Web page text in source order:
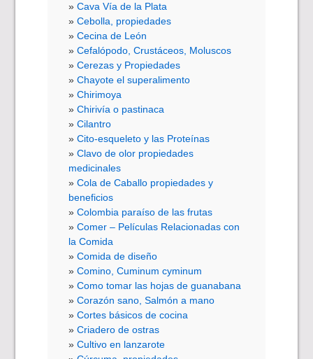
Cava Vía de la Plata
Cebolla, propiedades
Cecina de León
Cefalópodo, Crustáceos, Moluscos
Cerezas y Propiedades
Chayote el superalimento
Chirimoya
Chirivía o pastinaca
Cilantro
Cito-esqueleto y las Proteínas
Clavo de olor propiedades
medicinales
Cola de Caballo propiedades y
beneficios
Colombia paraíso de las frutas
Comer – Películas Relacionadas con
la Comida
Comida de diseño
Comino, Cuminum cyminum
Como tomar las hojas de guanabana
Corazón sano, Salmón a mano
Cortes básicos de cocina
Criadero de ostras
Cultivo en lanzarote